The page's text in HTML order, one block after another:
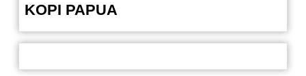
KOPI PAPUA